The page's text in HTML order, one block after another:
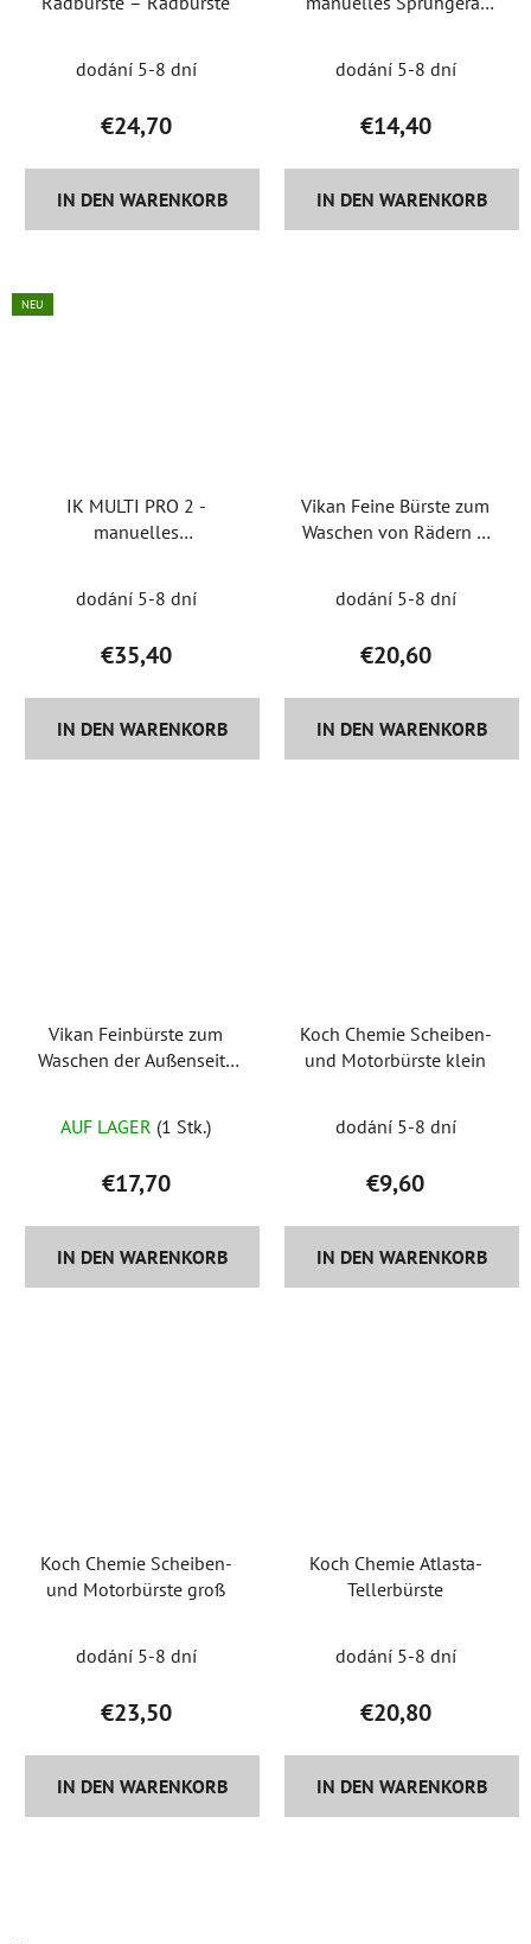
dodání 5-8 dní
€24,70
IN DEN WARENKORB
dodání 5-8 dní
€14,40
IN DEN WARENKORB
NEU
IK MULTI PRO 2 -
manuelles
dodání 5-8 dní
€35,40
IN DEN WARENKORB
Vikan Feine Bürste zum
Waschen von Rädern –
dodání 5-8 dní
€20,60
IN DEN WARENKORB
Vikan Feinbürste zum
Waschen der Außenseite
AUF LAGER (1 Stk.)
€17,70
IN DEN WARENKORB
Koch Chemie Scheiben-
und Motorbürste klein
dodání 5-8 dní
€9,60
IN DEN WARENKORB
Koch Chemie Scheiben-
und Motorbürste groß
dodání 5-8 dní
€23,50
IN DEN WARENKORB
Koch Chemie Atlasta-
Tellerbürste
dodání 5-8 dní
€20,80
IN DEN WARENKORB